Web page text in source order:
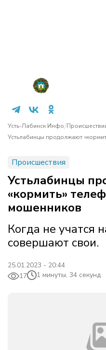
Усть-Лабинск Инфо/
Устьлабинцы продолжают
Происшествия
Устьлабинцы
«кормить»
мошенников
Когда не учатся
совершают свои.
25.01.2023 - 20:44
17
1 минуты, 34 секунд